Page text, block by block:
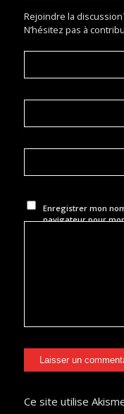
Rejoindre la
N’hésitez pas à
Enregistrer mon
navigateur pour
Ce site utilise